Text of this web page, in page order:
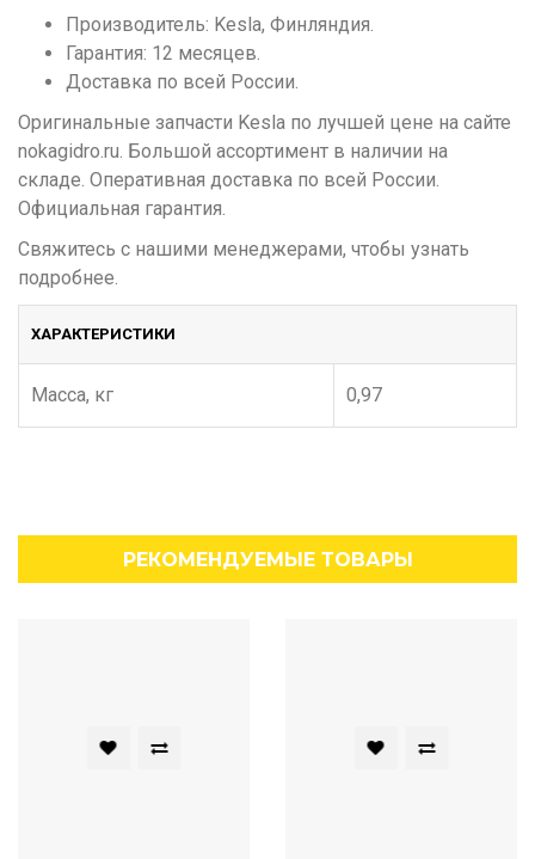
Производитель: Kesla, Финляндия.
Гарантия: 12 месяцев.
Доставка по всей России.
Оригинальные запчасти Kesla по лучшей цене на сайте
nokagidro.ru. Большой ассортимент в наличии на
складе. Оперативная доставка по всей России.
Официальная гарантия.
Свяжитесь с нашими менеджерами, чтобы узнать
подробнее.
ХАРАКТЕРИСТИКИ
Масса, кг 0,97
РЕКОМЕНДУЕМЫЕ ТОВАРЫ